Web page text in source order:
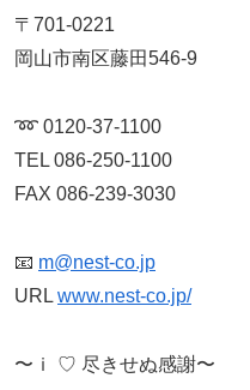
〒701-0221
岡山市南区藤田546-9
➿ 0120-37-1100
TEL 086-250-1100
FAX 086-239-3030
📧 m@nest-co.jp
URL www.nest-co.jp/
〜ｉ ♡ 尽きせぬ感謝〜